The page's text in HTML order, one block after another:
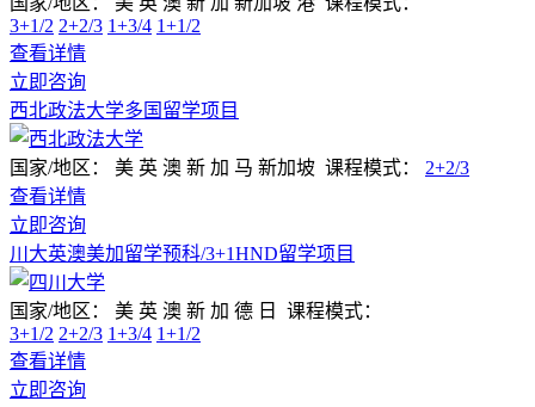
3+1/2 2+2/3 1+3/4 1+1/2
查看详情
立即咨询
西北政法大学多国留学项目
国家/地区： 美 英 澳 新 加 马 新加坡 课程模式： 2+2/3
查看详情
立即咨询
川大英澳美加留学预科/3+1HND留学项目
国家/地区： 美 英 澳 新 加 德 日
课程模式：
3+1/2 2+2/3 1+3/4 1+1/2
查看详情
立即咨询